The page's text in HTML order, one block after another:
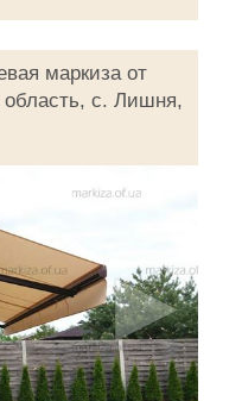
маркиза от
область, с. Лишня,
►